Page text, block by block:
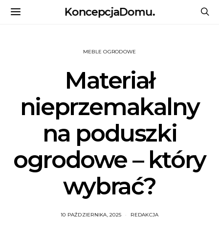
KoncepcjaDomu.
MEBLE OGRODOWE
Materiał
nieprzemakalny
na poduszki
ogrodowe – który
wybrać?
10 PAŹDZIERNIKA, 2025 REDAKCJA